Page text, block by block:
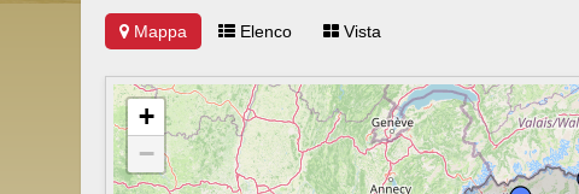
Mappa Elenco Vista
+
−